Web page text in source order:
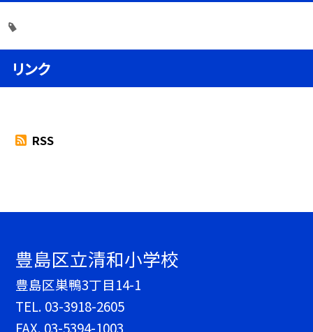
リンク
RSS
豊島区立清和小学校
豊島区巣鴨3丁目14-1
TEL. 03-3918-2605
FAX. 03-5394-1003